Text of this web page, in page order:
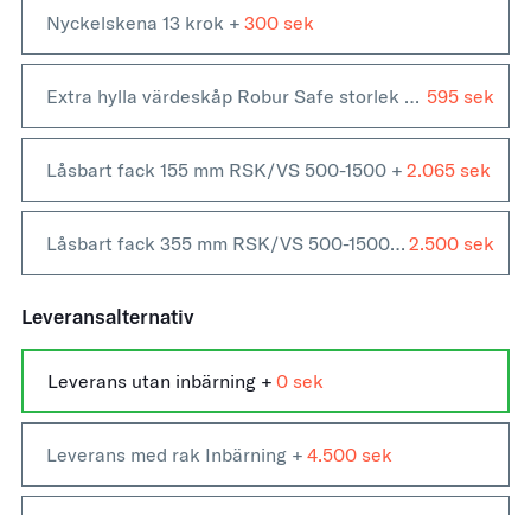
Nyckelskena 13 krok + 300
Extra hylla värdeskåp Robur Safe storlek 500-1500 +
595
Låsbart fack 155 mm RSK/VS 500-1500 + 2.065
Låsbart fack 355 mm RSK/VS 500-1500
+ 2.500
Leveransalternativ
Leverans utan inbärning + 0
Leverans med rak Inbärning + 4.500